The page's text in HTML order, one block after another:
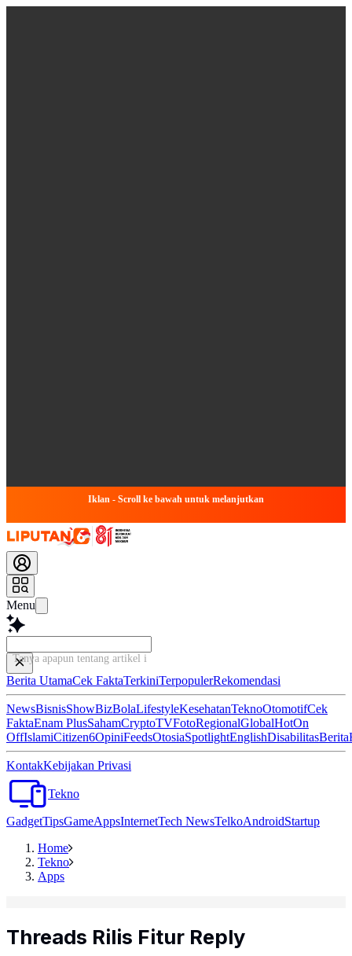
Iklan - Scroll ke bawah untuk melanjutkan
Menu
Tanya apapun tentang artikel ini...
Berita UtamaCek FaktaTerkiniTerpopulerRekomendasi
NewsBisnisShowBizBolaLifestyleKesehatanTeknoOtomotifCek
FaktaEnam PlusSahamCryptoTVFotoRegionalGlobalHotOn
OffIslamiCitizen6OpiniFeedsOtosiaSpotlightEnglishDisabilitasBerita
KontakKebijakan Privasi
Tekno
GadgetTipsGameAppsInternetTech NewsTelkoAndroidStartup
Home
Tekno
Apps
Threads Rilis Fitur Reply